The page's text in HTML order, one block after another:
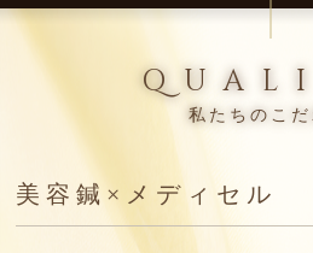
私たちのこだ
美容鍼×メディセル